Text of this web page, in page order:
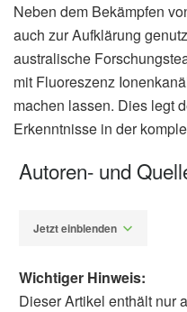
Neben dem Bekämpfen
auch zur Aufklärung
australische
mit Fluoreszenz
machen lassen. Dies legt
Erkenntnisse in der
Autoren- und
Jetzt einblenden
Wichtiger Hinweis:
Dieser Artikel enthält nur